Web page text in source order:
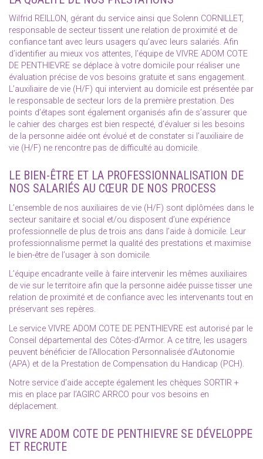
Wilfrid REILLON, gérant du service ainsi que Solenn CORNILLET,
responsable de secteur tissent une relation de proximité et de
confiance tant avec leurs usagers qu’avec leurs salariés. Afin
d’identifier au mieux vos attentes, l’équipe de VIVRE ADOM COTE
DE PENTHIEVRE se déplace à votre domicile pour réaliser une
évaluation précise de vos besoins gratuite et sans engagement.
L’auxiliaire de vie (H/F) qui intervient au domicile est présentée par
le responsable de secteur lors de la première prestation. Des
points d’étapes sont également organisés afin de s’assurer que
le cahier des charges est bien respecté, d’évaluer si les besoins
de la personne aidée ont évolué et de constater si l’auxiliaire de
vie (H/F) ne rencontre pas de difficulté au domicile.
LE BIEN-ÊTRE ET LA PROFESSIONNALISATION DE
NOS SALARIÉS AU CŒUR DE NOS PROCESS
L’ensemble de nos auxiliaires de vie (H/F) sont diplômées dans le
secteur sanitaire et social et/ou disposent d’une expérience
professionnelle de plus de trois ans dans l’aide à domicile. Leur
professionnalisme permet la qualité des prestations et maximise
le bien-être de l’usager à son domicile.
L’équipe encadrante veille à faire intervenir les mêmes auxiliaires
de vie sur le territoire afin que la personne aidée puisse tisser une
relation de proximité et de confiance avec les intervenants tout en
préservant ses repères.
Le service VIVRE ADOM COTE DE PENTHIEVRE est autorisé par le
Conseil départemental des Côtes-d’Armor. A ce titre, les usagers
peuvent bénéficier de l’Allocation Personnalisée d’Autonomie
(APA) et de la Prestation de Compensation du Handicap (PCH).
Notre service d'aide accepte également les chèques SORTIR +
mis en place par l’AGIRC ARRCO pour vos besoins en
déplacement.
VIVRE ADOM COTE DE PENTHIEVRE SE DÉVELOPPE
ET RECRUTE